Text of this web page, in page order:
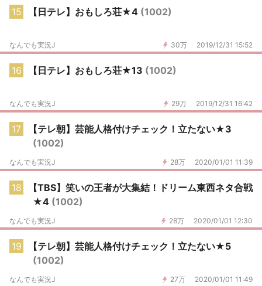
15 【日テレ】おもしろ荘★4 (1002)
30万 2019/12/31 15:52
なんでも実況J
16 【日テレ】おもしろ荘★13 (1002)
29万 2019/12/31 16:42
なんでも実況J
17
【テレ朝】芸能人格付けチェック！立たない★3
(1002)
28万 2020/01/01 11:39
なんでも実況J
18
【TBS】笑いの王者が大集結！ドリーム東西ネタ合戦
★4 (1002)
28万 2020/01/01 12:30
なんでも実況J
19
【テレ朝】芸能人格付けチェック！立たない★5
(1002)
27万 2020/01/01 11:49
なんでも実況J